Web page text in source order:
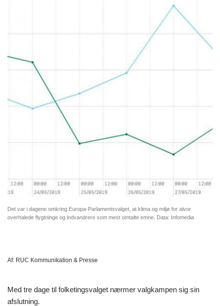
Det var i dagene omkring Europa-Parlamentsvalget, at klima og miljø for alvor
overhalede flygtninge og indvandrere som mest omtalte emne. Data: Infomedia
Af: RUC Kommunikation & Presse
Med tre dage til folketingsvalget nærmer valgkampen sig sin
afslutning.